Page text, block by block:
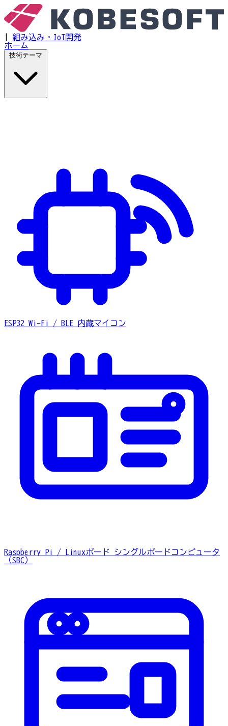
組み込み・IoT開発
ホーム
ESP32 Wi-Fi / BLE 内蔵マイコン
Raspberry Pi / Linuxボード
シングルボードコンピュータ
（SBC）